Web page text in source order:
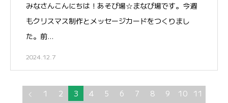
みなさんこんにちは！あそび場☆まなび場です。今週
もクリスマス制作とメッセージカードをつくりまし
た。前…
2024.12.7
1 2 3 4 5 6 7 8 9 10
11